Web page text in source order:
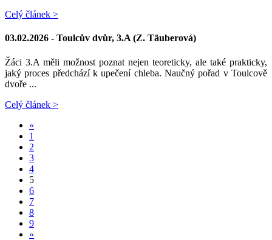
Celý článek >
03.02.2026 - Toulcův dvůr, 3.A (Z. Täuberová)
Žáci 3.A měli možnost poznat nejen teoreticky, ale také prakticky,
jaký proces předchází k upečení chleba. Naučný pořad v Toulcově
dvoře ...
Celý článek >
«
1
2
3
4
5
6
7
8
9
»